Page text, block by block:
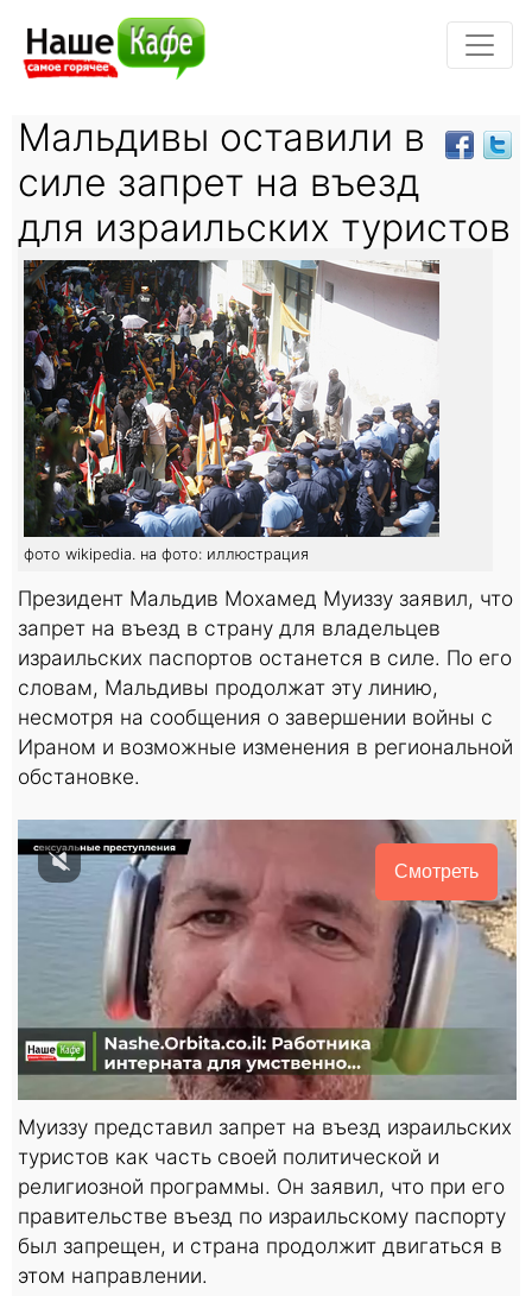
Мальдивы оставили в
силе запрет на въезд
для израильских туристов
фото wikipedia. на фото: иллюстрация
Президент Мальдив Мохамед Муиззу заявил, что
запрет на въезд в страну для владельцев
израильских паспортов останется в силе. По его
словам, Мальдивы продолжат эту линию,
несмотря на сообщения о завершении войны с
Ираном и возможные изменения в региональной
обстановке.
Смотреть
Муиззу представил запрет на въезд израильских
туристов как часть своей политической и
религиозной программы. Он заявил, что при его
правительстве въезд по израильскому паспорту
был запрещен, и страна продолжит двигаться в
этом направлении.